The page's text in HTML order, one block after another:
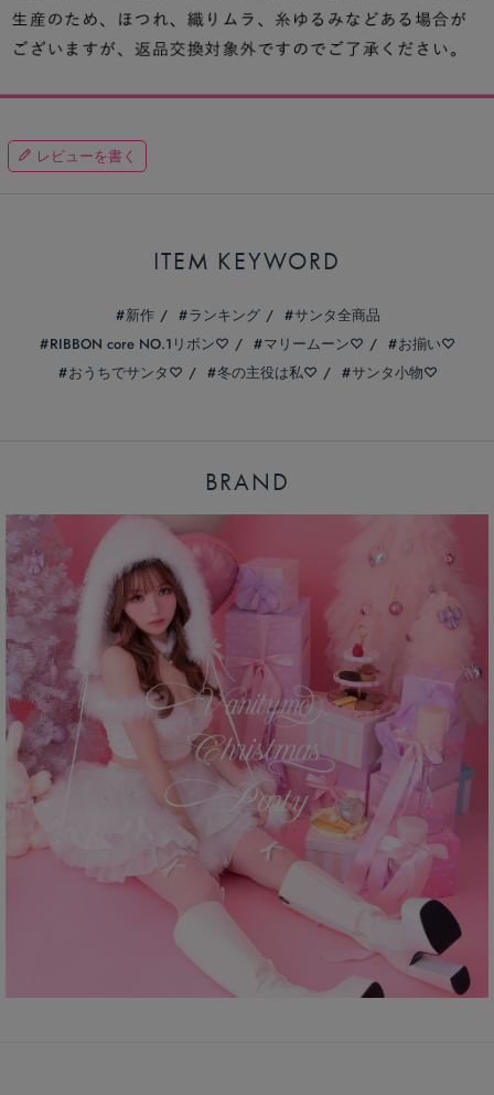
レビューを書く
ITEM KEYWORD
新作 ランキング
サンタ全商品
RIBBON core NO.1リボン♡
マリームーン♡
お揃い♡
おうちでサンタ♡
冬の主役は私♡ サンタ小物♡
BRAND